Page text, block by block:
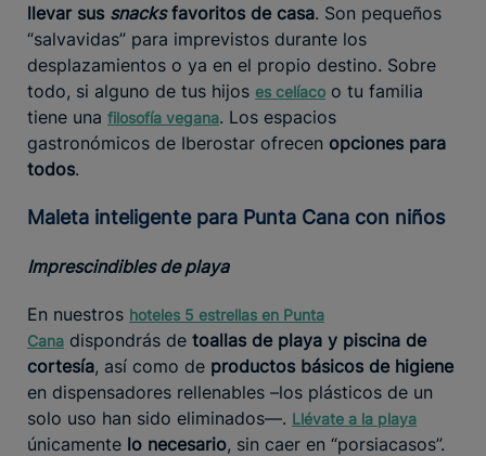
llevar sus snacksfavoritos de casa. Son pequeños
“salvavidas” para imprevistos durante los
desplazamientos o ya en el propio destino. Sobre
todo, si alguno de tus hijos es celíaco o tu familia
tiene una filosofía vegana. Los espacios
gastronómicos de Iberostar ofrecen opciones para
todos.
Maleta inteligente para Punta Cana con niños
Imprescindibles de playa
En nuestros hoteles 5 estrellas en Punta
Cana dispondrás de toallas de playa y piscina de
cortesía, así como de productos básicos de higiene
en dispensadores rellenables –los plásticos de un
solo uso han sido eliminados—. Llévate a la playa
únicamente lo necesario, sin caer en “porsiacasos”.